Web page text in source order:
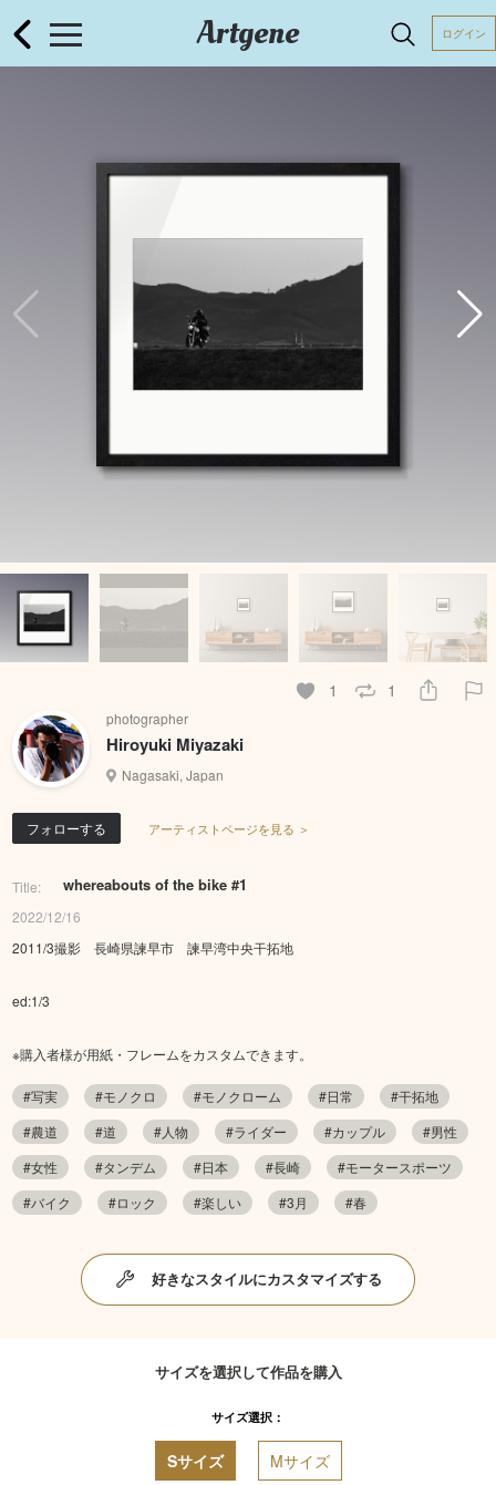
Artgene ログイン
1 1
photographer
Hiroyuki Miyazaki
Nagasaki, Japan
フォローする アーティストページを見る ＞
Title: whereabouts of the bike #1
2022/12/16
2011/3撮影 長崎県諫早市 諫早湾中央干拓地
ed:1/3
※購入者様が用紙・フレームをカスタムできます。
#写実 #モノクロ #モノクローム #日常
#干拓地
#農道
#道 #人物 #ライダー #カップル
#男性
#女性
#タンデム #日本 #長崎
#モータースポーツ
#バイク
#ロック #楽しい #3月 #春
好きなスタイルにカスタマイズする
サイズを選択して作品を購入
サイズ選択：
Sサイズ Mサイズ